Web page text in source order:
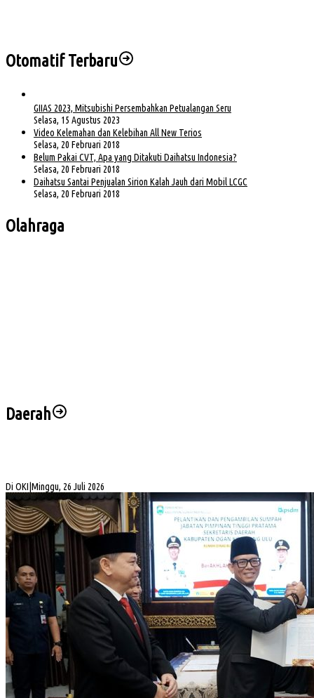
Otomatif Terbaru
GIIAS 2023, Mitsubishi Persembahkan Petualangan Seru
Selasa, 15 Agustus 2023
Video Kelemahan dan Kelebihan All New Terios
Selasa, 20 Februari 2018
Belum Pakai CVT, Apa yang Ditakuti Daihatsu Indonesia?
Selasa, 20 Februari 2018
Daihatsu Santai Penjualan Sirion Kalah Jauh dari Mobil LCGC
Selasa, 20 Februari 2018
Olahraga
Daerah
Di OKI Minggu, 26 Juli 2026